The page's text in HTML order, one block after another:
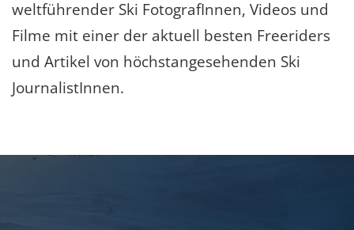
weltführender Ski FotografInnen, Videos und
Filme mit einer der aktuell besten Freeriders
und Artikel von höchstangesehenden Ski
JournalistInnen.